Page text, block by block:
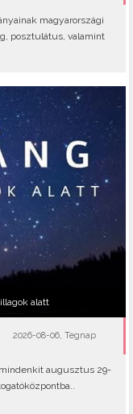
magyarországi
posztulátus, valamint
alatt
2026-08-06, Tegnap
augusztus 29-